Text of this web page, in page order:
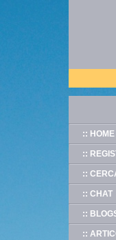
:: HOME
::
::
:: CHAT
::
::